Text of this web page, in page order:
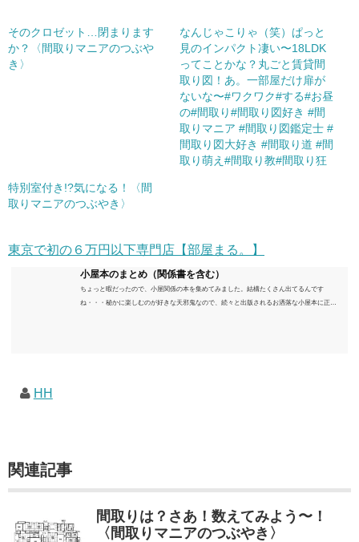
そのクロゼット…閉まります
か？〈間取りマニアのつぶや
き〉
なんじゃこりゃ（笑）ぱっと
見のインパクト凄い〜18LDK
ってことかな？丸ごと賃貸間
取り図！あ。一部屋だけ扉が
ないな〜#ワクワク#する#お昼
の#間取り#間取り図好き #間
取りマニア #間取り図鑑定士 #
間取り図大好き #間取り道 #間
取り萌え#間取り教#間取り狂
特別室付き!?気になる！〈間
取りマニアのつぶやき〉
東京で初の６万円以下専門店【部屋まる。】
小屋本のまとめ（関係書を含む）
ちょっと暇だったので、小屋関係の本を集めてみました。結構たくさん出てるんです
ね・・・秘かに楽しむのが好きな天邪鬼なので、続々と出版されるお洒落な小屋本に正直
HH
関連記事
間取りは？さあ！数えてみよう〜！
〈間取りマニアのつぶやき〉